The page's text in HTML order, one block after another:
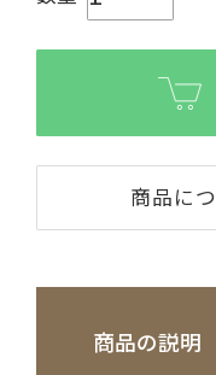
商品に
商品の説明